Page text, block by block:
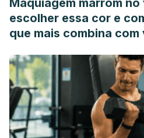
Maquiagem marrom
escolher essa cor e
que mais combina com